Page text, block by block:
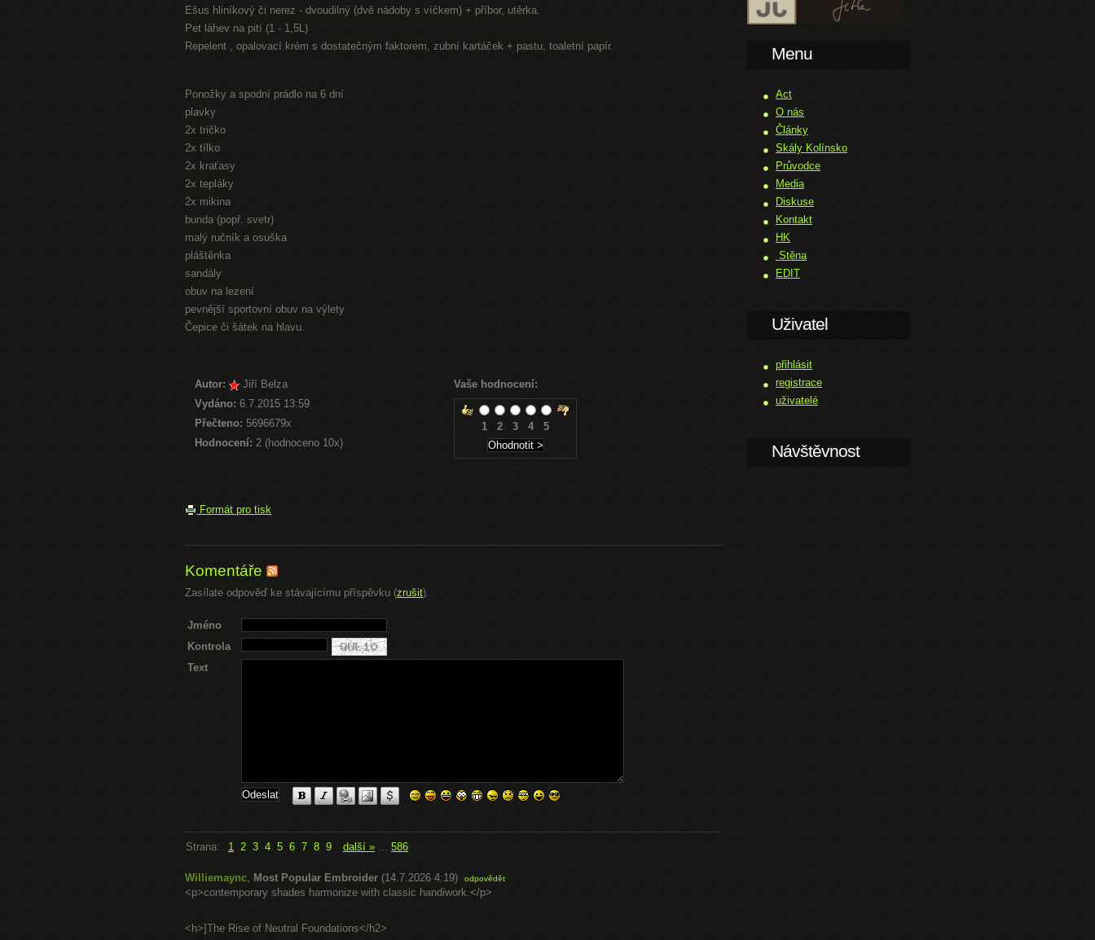
Ešus hliníkový či nerez - dvoudilný (dvě nádoby s víčkem) + příbor, utěrka.
Pet láhev na pití (1 - 1,5L)
Repelent , opalovací krém s dostatečným faktorem, zubní kartáček + pastu, toaletní papír.
Ponožky a spodní prádlo na 6 dní
plavky
2x tričko
2x tílko
2x kraťasy
2x tepláky
2x mikina
bunda (popř. svetr)
malý ručník a osuška
pláštěnka
sandály
obuv na lezení
pevnější sportovní obuv na výlety
Čepice či šátek na hlavu.
Autor:
Jiří Belza
Vydáno: 6.7.2015 13:59
Přečteno: 5696679x
Hodnocení: 2 (hodnoceno 10x)
Vaše hodnocení:
1 2 3 4 5
Formát pro tisk
Komentáře
Zasílate odpověď ke stávajícímu příspěvku (zrušit).
Jméno
Kontrola
Text
Strana: 1 2 3 4 5 6 7 8 9 další » ... 586
Williemaync, Most Popular Embroider (14.7.2026 4:19) odpovědět
<p>contemporary shades harmonize with classic handiwork.</p>
<h>]The Rise of Neutral Foundations</h2>
Menu
Act
O nás
Články
Skály Kolínsko
Průvodce
Media
Diskuse
Kontakt
HK
Stěna
EDIT
Uživatel
přihlásit
registrace
uživatelé
Návštěvnost